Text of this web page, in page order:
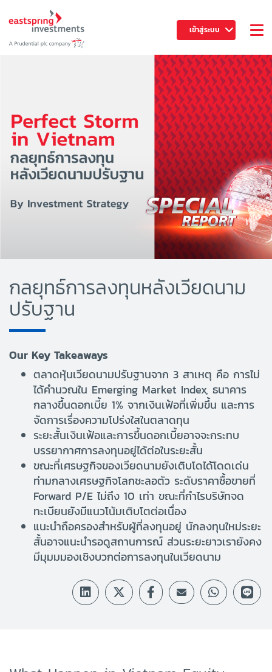
เข้าสู่ระบบ
กลยุทธ์การลงทุนหลังเวียดนาม
ปรับฐาน
Our Key Takeaways
ตลาดหุ้นเวียดนามปรับฐานจาก 3 สาเหตุ คือ การไม่
ได้คำนวณใน Emerging Market Index, ธนาคาร
กลางขึ้นดอกเบี้ย 1% จากเงินเฟ้อที่เพิ่มขึ้น และการ
จัดการเรื่องความโปร่งใสในตลาดทุน
ระยะสั้นเงินเฟ้อและการขึ้นดอกเบี้ยอาจจะกระทบ
บรรยากาศการลงทุนอยู่ได้ต่อในระยะสั้น
ขณะที่เศรษฐกิจของเวียดนามยังเติบโดได้โดดเด่น
ท่ามกลางเศรษฐกิจโลกชะลอตัว ระดับราคาซื้อขายที่
Forward P/E ไม่ถึง 10 เท่า ขณะที่กำไรบริษัทจด
ทะเบียนยังมีแนวโน้มเติบโตต่อเนื่อง
แนะนำถือครองสำหรับผู้ที่ลงทุนอยู่ นักลงทุนใหม่ระยะ
สั้นอาจแนะนำรอดูสถานการณ์ ส่วนระยะยาวเรายังคง
มีมุมมมองเชิงบวกต่อการลงทุนในเวียดนาม